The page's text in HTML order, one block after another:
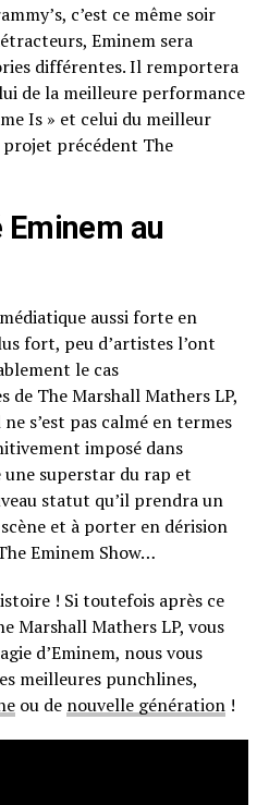
, c’est ce même soir
Eminem sera
différentes.Il remportera
de la meilleure performance
Is» et celui du meilleur
projet précédent The
au
aussi forte en
fort, peu d’artistes l’ont
le cas
de The MarshallMathersLP,
s’est pas calmé en termes
imposé dans
superstar du rap et
statut qu’il prendra un
et à porter en dérision
Eminem Show…
! Si toutefois après ce
Marshall Mathers LP, vous
d’Eminem, nous vous
meilleures punchlines,
ou de nouvelle génération!